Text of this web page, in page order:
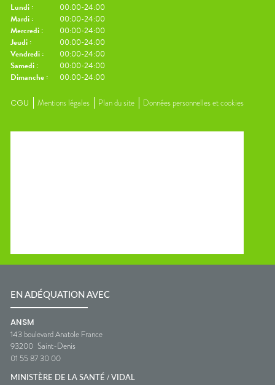
Lundi :
00:00-24:00
Mardi :
00:00-24:00
Mercredi :
00:00-24:00
Jeudi :
00:00-24:00
Vendredi :
00:00-24:00
Samedi :
00:00-24:00
Dimanche : 00:00-24:00
CGU Mentions légales Plan du site Données personnelles et cookies
EN ADÉQUATION AVEC
ANSM
143 boulevard Anatole France
93200 Saint-Denis
01 55 87 30 00
MINISTÈRE DE LA SANTÉ / VIDAL